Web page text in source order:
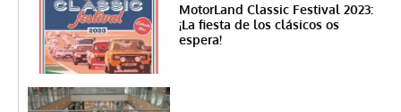
MotorLand Classic Festival 2023:
¡La fiesta de los clásicos os
espera!